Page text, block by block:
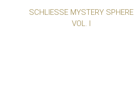
SCHLIESSE MYSTERY SPHERE V
OL. I